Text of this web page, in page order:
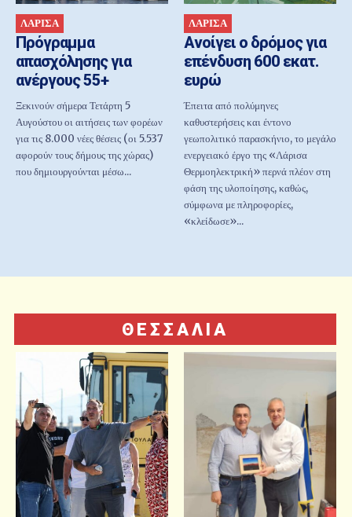
ΛΑΡΙΣΑ
Πρόγραμμα
απασχόλησης για
ανέργους 55+
Ξεκινούν σήμερα Τετάρτη 5
Αυγούστου οι αιτήσεις των φορέων
για τις 8.000 νέες θέσεις (οι 5.537
αφορούν τους δήμους της χώρας)
που δημιουργούνται μέσω...
ΛΑΡΙΣΑ
Ανοίγει ο δρόμος για
επένδυση 600 εκατ.
ευρώ
Έπειτα από πολύμηνες
καθυστερήσεις και έντονο
γεωπολιτικό παρασκήνιο, το μεγάλο
ενεργειακό έργο της «Λάρισα
Θερμοηλεκτρική» περνά πλέον στη
φάση της υλοποίησης, καθώς,
σύμφωνα με πληροφορίες,
«κλείδωσε»...
ΘΕΣΣΑΛΙΑ